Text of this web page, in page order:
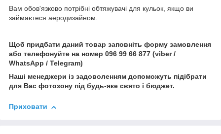
Вам обов'язково потрібні обтяжувачі для кульок, якщо ви
займаєтеся аеродизайном.
Щоб придбати даний товар заповніть форму замовлення
або телефонуйте на номер 096 99 66 877 (viber /
WhatsApp / Telegram)
Наші менеджери із задоволенням допоможуть підібрати
для Вас фотозону під будь-яке свято і бюджет.
Приховати